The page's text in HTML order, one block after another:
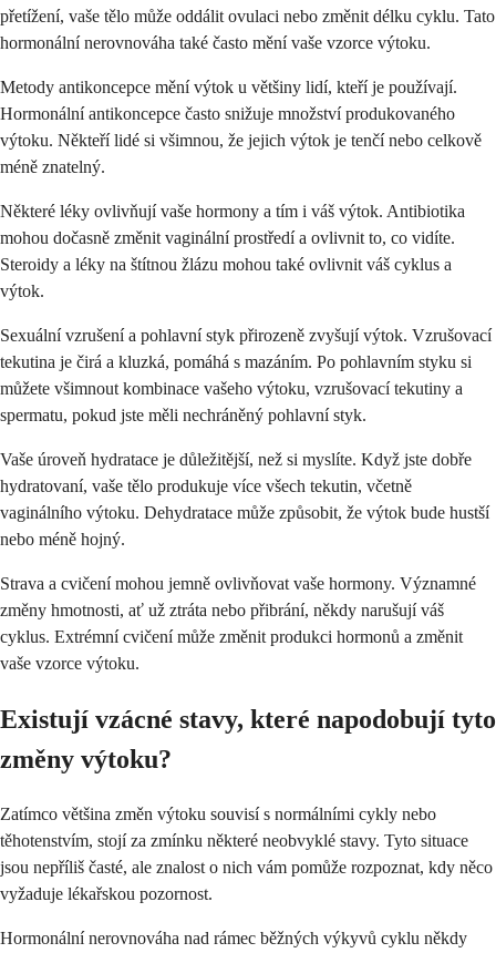
přetížení, vaše tělo může oddálit ovulaci nebo změnit délku cyklu. Tato
hormonální nerovnováha také často mění vaše vzorce výtoku.
Metody antikoncepce mění výtok u většiny lidí, kteří je používají.
Hormonální antikoncepce často snižuje množství produkovaného
výtoku. Někteří lidé si všimnou, že jejich výtok je tenčí nebo celkově
méně znatelný.
Některé léky ovlivňují vaše hormony a tím i váš výtok. Antibiotika
mohou dočasně změnit vaginální prostředí a ovlivnit to, co vidíte.
Steroidy a léky na štítnou žlázu mohou také ovlivnit váš cyklus a
výtok.
Sexuální vzrušení a pohlavní styk přirozeně zvyšují výtok. Vzrušovací
tekutina je čirá a kluzká, pomáhá s mazáním. Po pohlavním styku si
můžete všimnout kombinace vašeho výtoku, vzrušovací tekutiny a
spermatu, pokud jste měli nechráněný pohlavní styk.
Vaše úroveň hydratace je důležitější, než si myslíte. Když jste dobře
hydratovaní, vaše tělo produkuje více všech tekutin, včetně
vaginálního výtoku. Dehydratace může způsobit, že výtok bude hustší
nebo méně hojný.
Strava a cvičení mohou jemně ovlivňovat vaše hormony. Významné
změny hmotnosti, ať už ztráta nebo přibrání, někdy narušují váš
cyklus. Extrémní cvičení může změnit produkci hormonů a změnit
vaše vzorce výtoku.
Existují vzácné stavy, které napodobují tyto
změny výtoku?
Zatímco většina změn výtoku souvisí s normálními cykly nebo
těhotenstvím, stojí za zmínku některé neobvyklé stavy. Tyto situace
jsou nepříliš časté, ale znalost o nich vám pomůže rozpoznat, kdy něco
vyžaduje lékařskou pozornost.
Hormonální nerovnováha nad rámec běžných výkyvů cyklu někdy